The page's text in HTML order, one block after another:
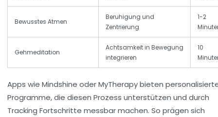
Bewusstes Atmen
Beruhigung und
Zentrierung
1-2
Gehmeditation
Achtsamkeit in Bewegung
integrieren
10
Apps wie Mindshine oder MyTherapy bieten
Programme, die diesen Prozess unterstützen und durch
Tracking Fortschritte messbar machen. So prägen sich